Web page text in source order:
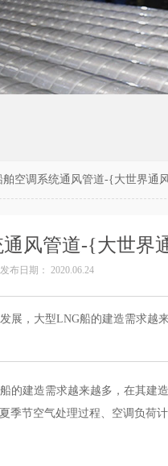
舶空调系统通风管道-{大世界通
风管道-{大世界
发布日期： 2020.06.24
展，大型LNG船的建造需求越
的建造需求越来越多，在其建
季节空气处理过程、空调负荷